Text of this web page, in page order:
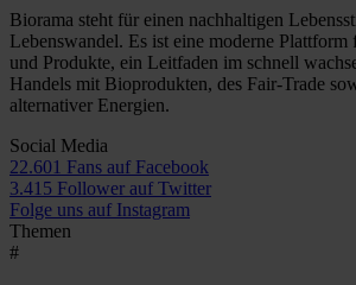
Biorama steht für einen nachhaltigen
Lebenswandel. Es ist eine moderne Plattform
und Produkte, ein Leitfaden im schnell
Handels mit Bioprodukten, des Fair-Trade
alternativer Energien.
Social Media
22.601 Fans auf Facebook
3.415 Follower auf Twitter
Folge uns auf Instagram
Themen
#